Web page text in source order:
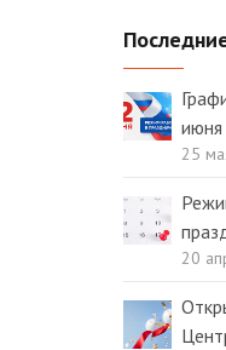
июня
25
20